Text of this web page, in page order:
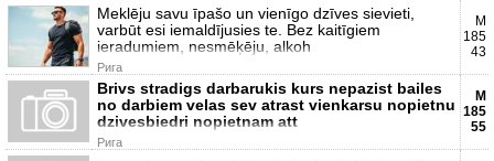
Meklēju savu īpašo un vienīgo dzīves sievieti,
varbūt esi iemaldījusies te. Bez kaitīgiem
ieradumiem, nesmēķēju, alkoh
Рига
М
185
43
Brivs stradigs darbarukis kurs nepazist bailes
no darbiem velas sev atrast vienkarsu nopietnu
dzivesbiedri nopietnam att
Рига
М
185
55